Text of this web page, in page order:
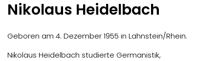
Nikolaus Heidelbach
Geboren am 4. Dezember 1955 in Lahnstein/Rhein.
Nikolaus Heidelbach studierte Germanistik,